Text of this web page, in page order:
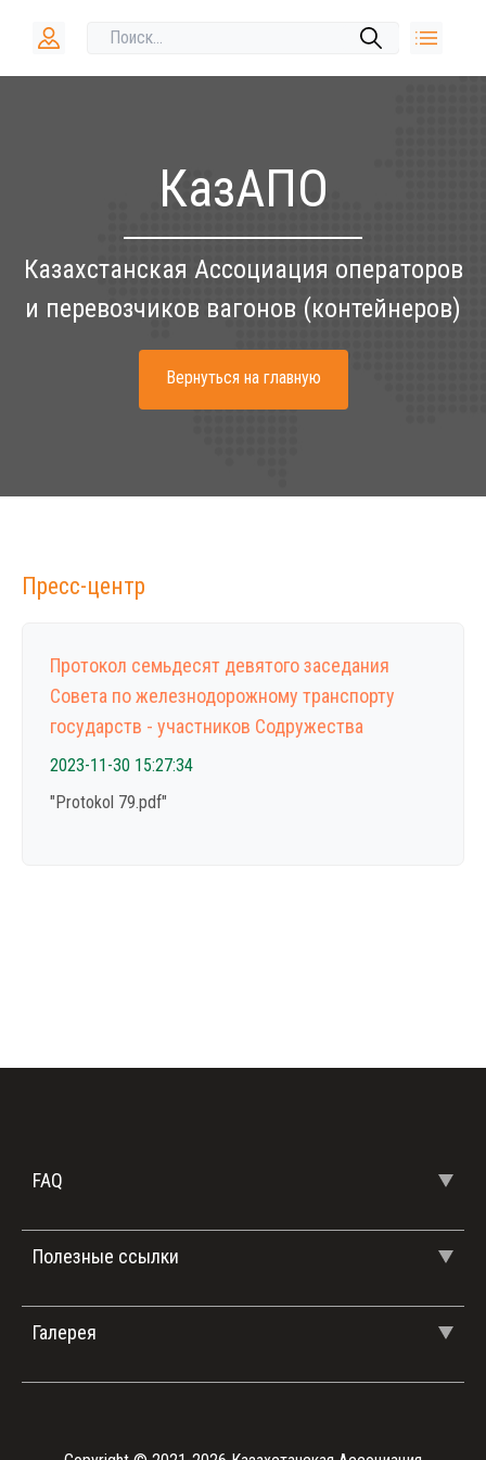
КазАПО
Казахстанская Ассоциация операторов
и перевозчиков вагонов (контейнеров)
Вернуться на главную
Пресс-центр
Протокол семьдесят девятого заседания
Совета по железнодорожному транспорту
государств - участников Содружества
2023-11-30 15:27:34
"Protokol 79.pdf"
FAQ
Полезные ссылки
Галерея